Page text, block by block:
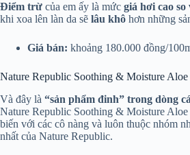
Điểm trừ của em ấy là mức giá hơi cao
khi xoa lên làn da sẽ lâu khô hơn những
Giá bán: khoảng 180.000 đồng/
Nature Republic Soothing & Moisture Aloe
Và đây là “sản phẩm đinh” trong dòng
Nature Republic Soothing & Moisture
biến với các cô nàng và luôn thuộc nhóm
nhất của Nature Republic.